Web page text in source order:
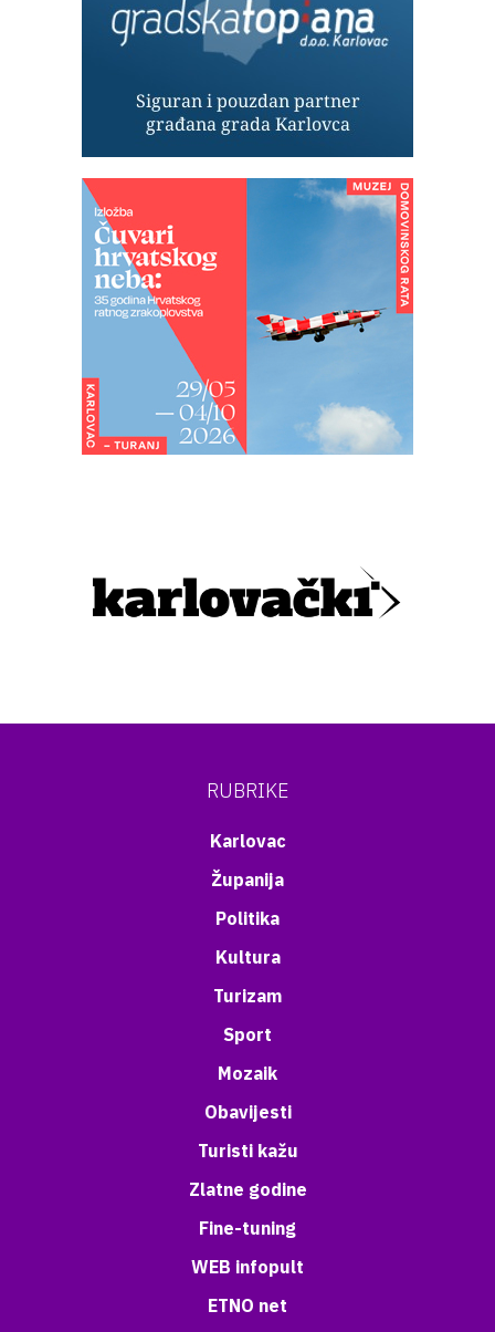
RUBRIKE
Karlovac
Županija
Politika
Kultura
Turizam
Sport
Mozaik
Obavijesti
Turisti kažu
Zlatne godine
Fine-tuning
WEB infopult
ETNO net